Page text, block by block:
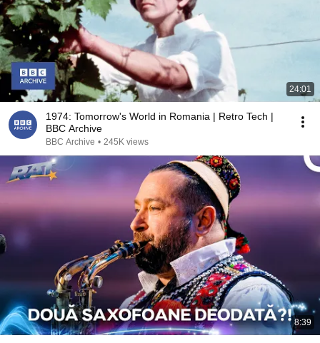
24:01
1974: Tomorrow's World in Romania | Retro Tech |
BBC Archive
BBC Archive • 245K views
8:39